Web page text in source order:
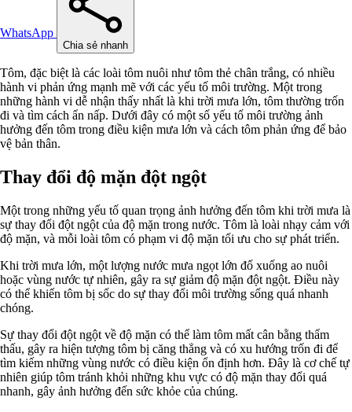
WhatsApp
Chia sẻ nhanh
Tôm, đặc biệt là các loài tôm nuôi như tôm thẻ chân trắng, có nhiều
hành vi phản ứng mạnh mẽ với các yếu tố môi trường. Một trong
những hành vi dễ nhận thấy nhất là khi trời mưa lớn, tôm thường trốn
đi và tìm cách ẩn nấp. Dưới đây có một số yếu tố môi trường ảnh
hưởng đến tôm trong điều kiện mưa lớn và cách tôm phản ứng để bảo
vệ bản thân.
Thay đổi độ mặn đột ngột
Một trong những yếu tố quan trọng ảnh hưởng đến tôm khi trời mưa là
sự thay đổi đột ngột của độ mặn trong nước. Tôm là loài nhạy cảm với
độ mặn, và mỗi loài tôm có phạm vi độ mặn tối ưu cho sự phát triển.
Khi trời mưa lớn, một lượng nước mưa ngọt lớn đổ xuống ao nuôi
hoặc vùng nước tự nhiên, gây ra sự giảm độ mặn đột ngột. Điều này
có thể khiến tôm bị sốc do sự thay đổi môi trường sống quá nhanh
chóng.
Sự thay đổi đột ngột về độ mặn có thể làm tôm mất cân bằng thẩm
thấu, gây ra hiện tượng tôm bị căng thẳng và có xu hướng trốn đi để
tìm kiếm những vùng nước có điều kiện ổn định hơn. Đây là cơ chế tự
nhiên giúp tôm tránh khỏi những khu vực có độ mặn thay đổi quá
nhanh, gây ảnh hưởng đến sức khỏe của chúng.